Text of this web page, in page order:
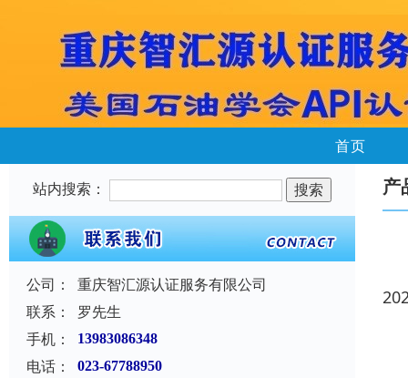
首页
站内搜索：
公司：
重庆智汇源认证服务有限公司
联系：
罗先生
手机：
13983086348
电话： 023-67788950
产